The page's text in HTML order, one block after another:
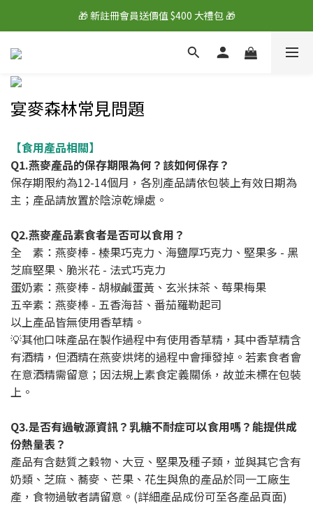
🎁 新註冊會員送價值 $400 大禮包 🎁
🎁 新註冊會員送價值 $400 大禮包 🎁
💰 綁定LINE好友再拿 $100 購物金 💰
宴麥森林常見問題
【食用產品相關】
Q1.燕麥產品的保存期限為何？該如何保存？
保存期限約為12-14個月，各別產品請依包裝上有效日期為
主；產品請放置於陰涼乾燥處。
Q2.燕麥產品素食者是否可以食用？
全 素：燕麥棒 - 榛果巧克力、海鹽厚巧克力、堅果多 - 黑
芝麻堅果、脆米花 - 法式巧克力
蛋奶素：燕麥棒 - 胡椒鹹蛋黃、玄米抹茶、莓果梅果
五辛素：燕麥棒 - 五香海苔、番茄羅勒起司
以上產品皆無使用香草精。
💡其他口味產品在製作過程中有使用香草精，其中香草精含
有酒精，但酒精在燕麥烘烤的過程中會揮發掉。若素食者會
在意酒精需留意；因法規上素食定義關係，故並未標在包裝
上。
Q3.是否有過敏源資訊？乳糖不耐症可以食用嗎？能提供成
份熱量表？
產品有含麩質之穀物、大豆、堅果及種子類，並與其它含有
奶類、芝麻、蕎麥、芒果、花生與魚的產品於同一工廠生
產，食物過敏者請留意。(詳細產品成份可至各產品頁面)